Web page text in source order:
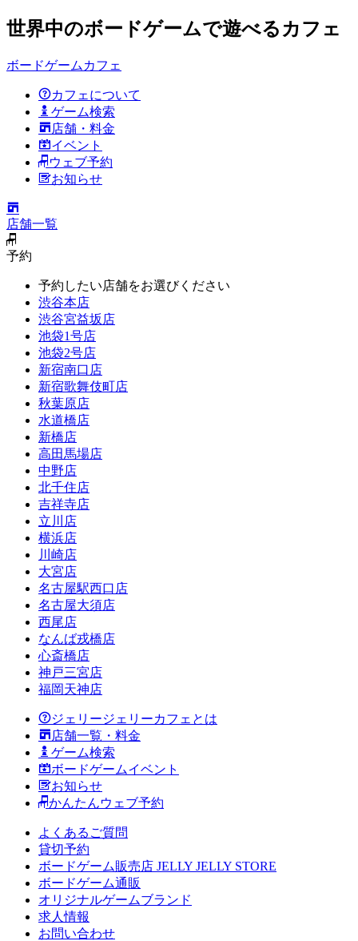
世界中のボードゲームで遊べるカフェ
ボードゲームカフェ
カフェについて
ゲーム検索
店舗・料金
イベント
ウェブ予約
お知らせ
店舗一覧
予約
予約したい店舗をお選びください
渋谷本店
渋谷宮益坂店
池袋1号店
池袋2号店
新宿南口店
新宿歌舞伎町店
秋葉原店
水道橋店
新橋店
高田馬場店
中野店
北千住店
吉祥寺店
立川店
横浜店
川崎店
大宮店
名古屋駅西口店
名古屋大須店
西尾店
なんば戎橋店
心斎橋店
神戸三宮店
福岡天神店
ジェリージェリーカフェとは
店舗一覧・料金
ゲーム検索
ボードゲームイベント
お知らせ
かんたんウェブ予約
よくあるご質問
貸切予約
ボードゲーム販売店 JELLY JELLY STORE
ボードゲーム通販
オリジナルゲームブランド
求人情報
お問い合わせ